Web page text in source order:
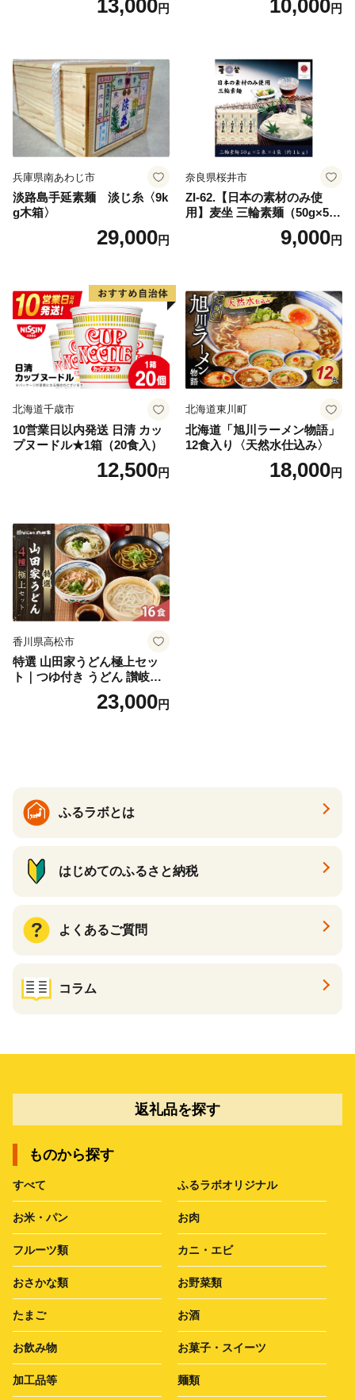
13,000円 10,000円
兵庫県南あわじ市
淡路島手延素麺 淡じ糸〈9k
g木箱〉
29,000円
奈良県桜井市
ZI-62.【日本の素材のみ使
用】麦坐 三輪素麺（50g×5束
9,000円
北海道千歳市
10営業日以内発送 日清 カッ
プヌードル★1箱（20食入）
12,500円
北海道東川町
北海道「旭川ラーメン物語」
12食入り〈天然水仕込み〉
18,000円
香川県高松市
特選 山田家うどん極上セッ
ト｜つゆ付き うどん 讃岐う
どん さぬきうどん 生麵 うど
んセット カレーうどん 生う
23,000円
ふるラボとは
はじめてのふるさと納税
よくあるご質問
コラム
返礼品を探す
ものから探す
すべて ふるラボオリジナル
お米・パン お肉
フルーツ類 カニ・エビ
おさかな類 お野菜類
たまご お酒
お飲み物 お菓子・スイーツ
加工品等 麺類